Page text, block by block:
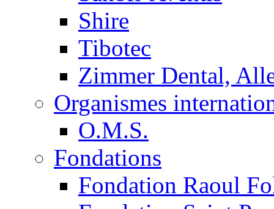
Shire
Tibotec
Zimmer Dental,
Organismes
O.M.S.
Fondations
Fondation Raoul